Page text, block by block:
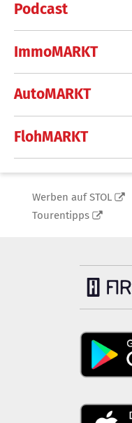
Podcast
ImmoMARKT
AutoMARKT
FlohMARKT
Werben auf STOL
Tourentipps